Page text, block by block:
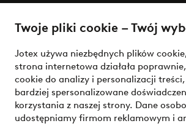
Twoje pliki cookie – Twój
Jotex używa niezbędnych plików
strona internetowa działała
cookie do analizy i personalizacji
bardziej spersonalizowane
korzystania z naszej strony. Dane
udostępniamy firmom reklamowym i
Warunki